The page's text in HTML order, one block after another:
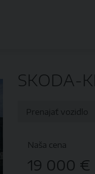
SKODA-
Prenajať vozidlo
Naša cena
19 000 €